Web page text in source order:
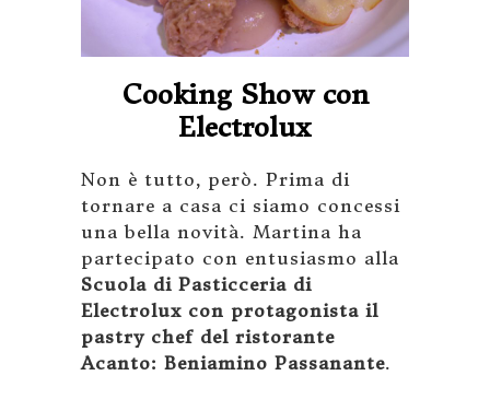
Cooking Show con
Electrolux
Non è tutto, però. Prima di
tornare a casa ci siamo concessi
una bella novità. Martina ha
partecipato con entusiasmo alla
Scuola di Pasticceria di
Electrolux con protagonista il
pastry chef del ristorante
Acanto: Beniamino Passanante.